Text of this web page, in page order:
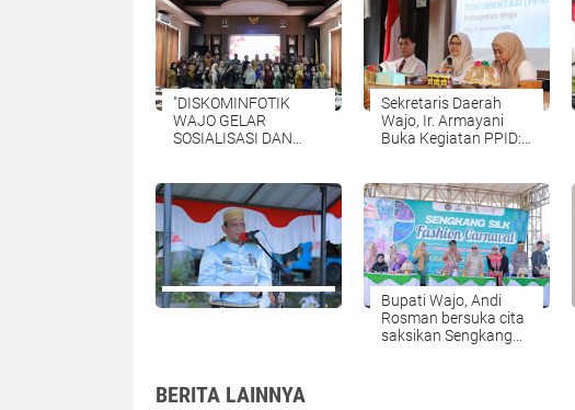
"DISKOMINFOTIK
WAJO GELAR
SOSIALISASI DAN
PENGELOLA
LAYANAN SP4N-
LAPOR!”
Sekretaris Daerah
Wajo, Ir. Armayani
Buka Kegiatan PPID:
Informasi Publik
Bupati Wajo, Andi
Rosman bersuka cita
saksikan Sengkang
BERITA LAINNYA